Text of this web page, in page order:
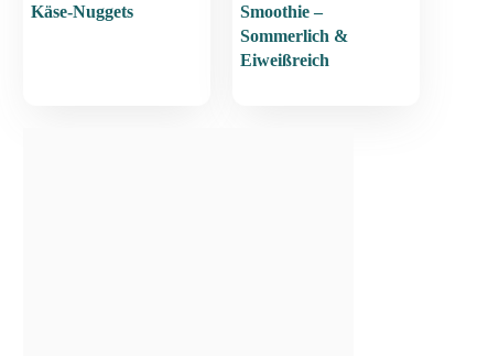
Käse-Nuggets
Smoothie –
Sommerlich &
Eiweißreich